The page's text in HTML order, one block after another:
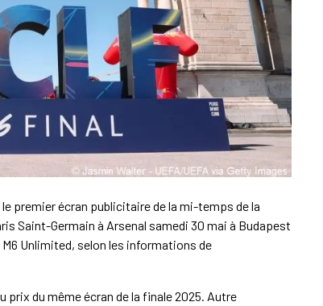
premier écran publicitaire de la mi-temps de la
Saint-Germain à Arsenal samedi 30 mai à Budapest
Unlimited, selon les informations de
du même écran de la finale 2025. Autre